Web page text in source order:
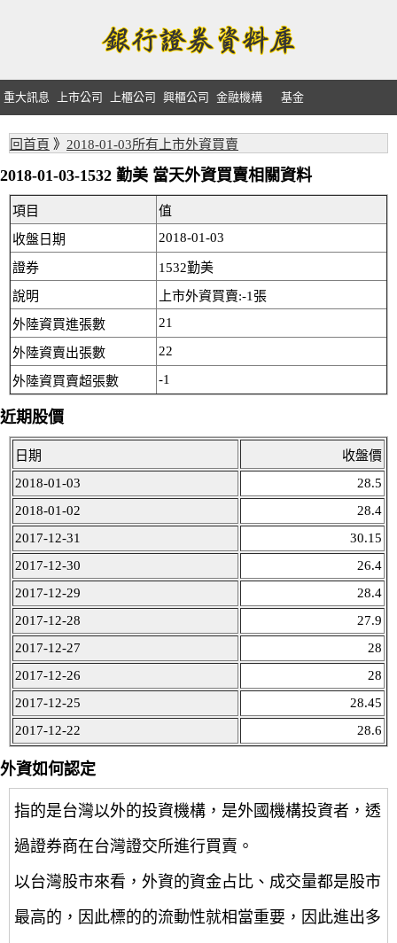
重大訊息 上市公司 上櫃公司 興櫃公司 金融機構 基金
回首頁 》 2018-01-03所有上市外資買賣
2018-01-03-1532 勤美 當天外資買賣相關資料
項目
值
收盤日期
2018-01-03
證券
1532勤美
說明
上市外資買賣:-1張
外陸資買進張數
21
外陸資賣出張數 22
外陸資買賣超張數 -1
近期股價
日期
收盤價
2018-01-03
28.5
2018-01-02
28.4
2017-12-31
30.15
2017-12-30
26.4
2017-12-29
28.4
2017-12-28
27.9
2017-12-27
28
2017-12-26
28
2017-12-25
28.45
2017-12-22
28.6
外資如何認定
指的是台灣以外的投資機構，是外國機構投資者，透
過證券商在台灣證交所進行買賣。
以台灣股市來看，外資的資金占比、成交量都是股市
最高的，因此標的的流動性就相當重要，因此進出多